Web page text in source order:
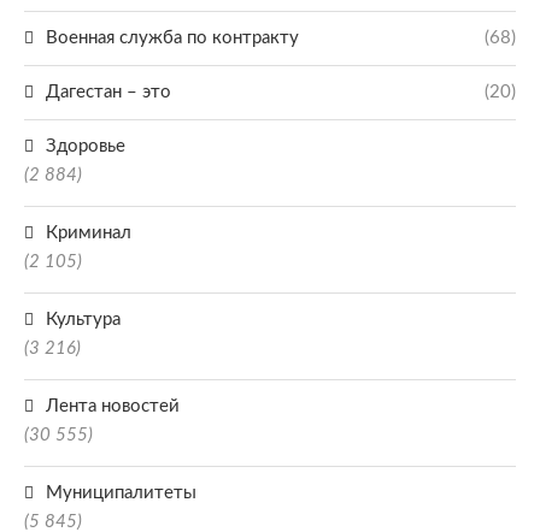
Военная служба по контракту (68)
Дагестан – это (20)
Здоровье
(2 884)
Криминал
(2 105)
Культура
(3 216)
Лента новостей
(30 555)
Муниципалитеты
(5 845)